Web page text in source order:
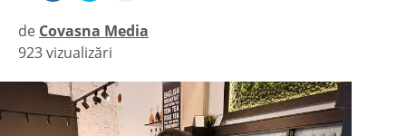
de Covasna Media
|
923 vizualizări